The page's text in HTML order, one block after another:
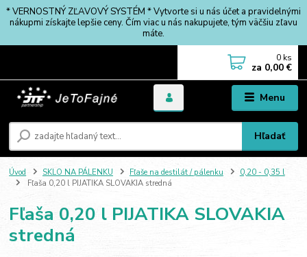
* VERNOSTNÝ ZĽAVOVÝ SYSTÉM * Vytvorte si u nás účet a pravidelnými
nákupmi získajte lepšie ceny. Čím viac u nás nakupujete, tým väčšiu zľavu
máte.
Menu
Hľadať
0 ks
za 0,00 €
Úvod SKLO NA PÁLENKU Fľaše na destilát / pálenku
0,20 - 0,35 l
Fľaša 0,20 l PIJATIKA SLOVAKIA stredná
Fľaša 0,20 l PIJATIKA SLOVAKIA
stredná